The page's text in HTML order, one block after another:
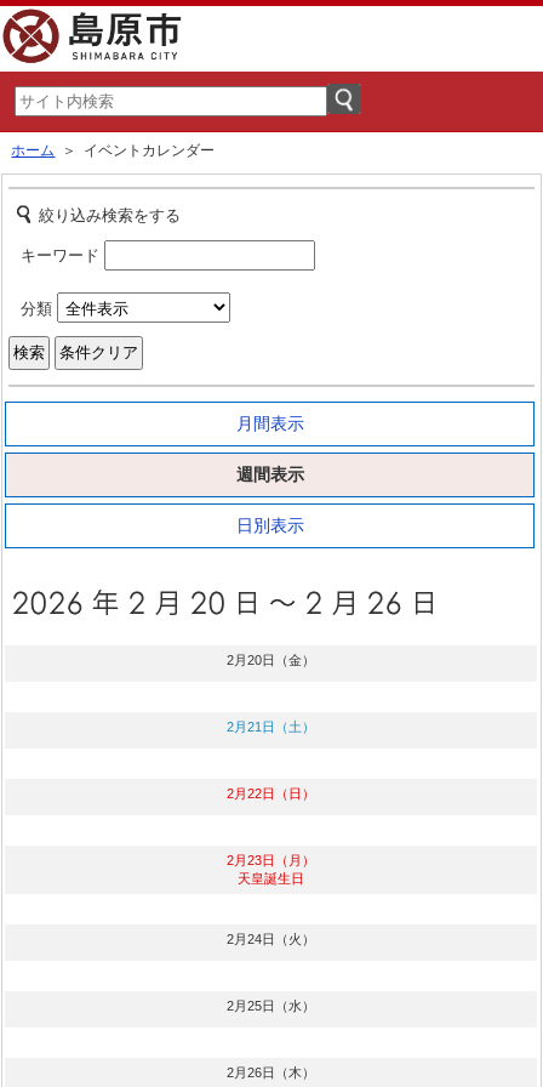
ホーム ＞ イベントカレンダー
絞り込み検索をする
キーワード
分類
月間表示
週間表示
日別表示
2月20日（金）
2月21日（土）
2月22日（日）
2月23日（月）
天皇誕生日
2月24日（火）
2月25日（水）
2月26日（木）